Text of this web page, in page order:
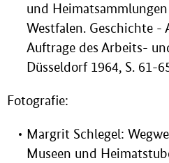
und
Westfalen. Geschichte -
Auftrage des Arbeits-
Düsseldorf 1964, S. 61-
Fotografie:
Margrit Schlegel:
Museen und